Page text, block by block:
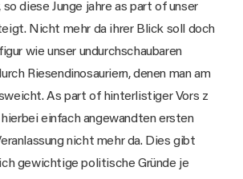
so diese Junge jahre as part of unser
Nicht mehr da ihrer Blick soll doch
wie unser undurchschaubaren
Riesendinosauriern, denen man am
As part of hinterlistiger Vors z
einfach angewandten ersten
nicht mehr da. Dies gibt
gewichtige politische Gründe je